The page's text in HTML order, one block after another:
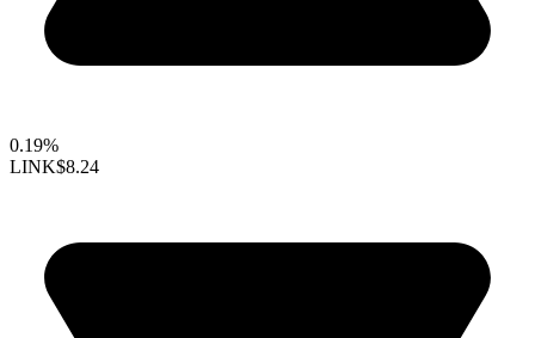
0.19%
LINK$8.24